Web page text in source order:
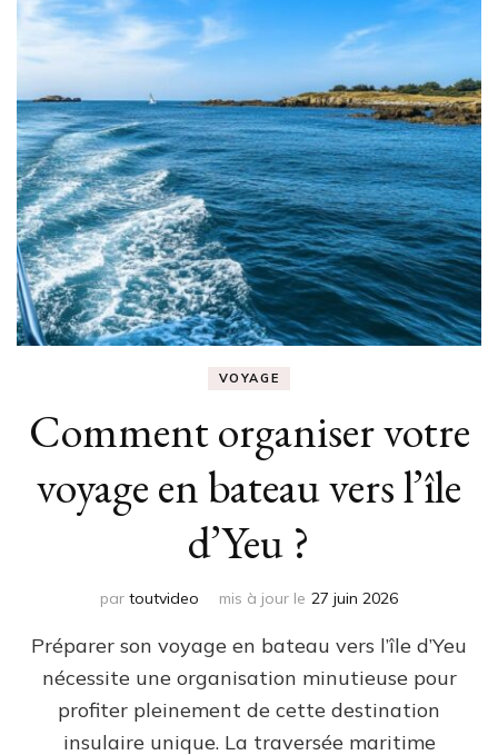
VOYAGE
Comment organiser votre
voyage en bateau vers l’île
d’Yeu ?
par toutvideo mis à jour le 27 juin 2026
Préparer son voyage en bateau vers l’île d’Yeu
nécessite une organisation minutieuse pour
profiter pleinement de cette destination
insulaire unique. La traversée maritime